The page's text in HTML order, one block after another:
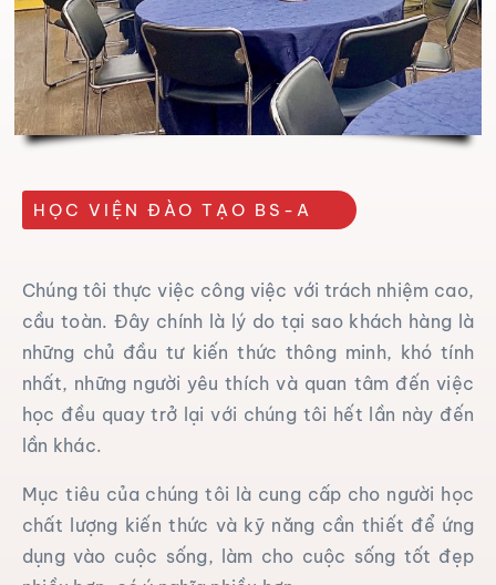
Tuyển dụng
Liên hệ
Tin tức
HỌC VIỆN ĐÀO TẠO BS-A
Chúng tôi thực việc công việc với trách nhiệm cao,
cầu toàn. Đây chính là lý do tại sao khách hàng là
những chủ đầu tư kiến thức thông minh, khó tính
nhất, những người yêu thích và quan tâm đến việc
học đều quay trở lại với chúng tôi hết lần này đến
lần khác.
Mục tiêu của chúng tôi là cung cấp cho người học
chất lượng kiến ​​thức và kỹ năng cần thiết để ứng
dụng vào cuộc sống, làm cho cuộc sống tốt đẹp